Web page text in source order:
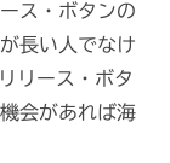
ス・ボタンの
長い人でなけ
リース・ボタ
会があれば海